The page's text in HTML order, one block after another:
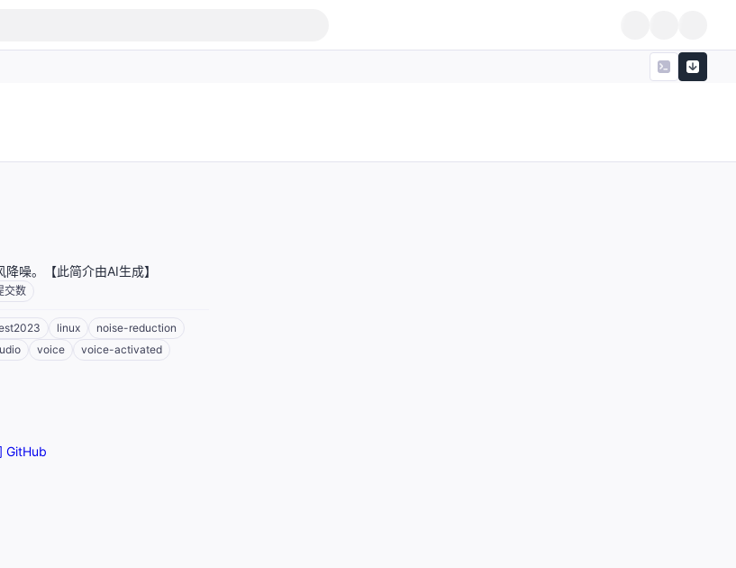
噪。【此简介由AI生成】
交数
linux
noise-reduction
voice
voice-activated
GitHub